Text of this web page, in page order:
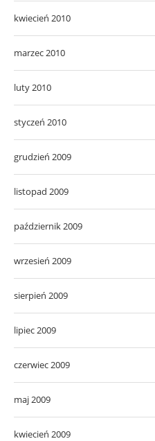
kwiecień 2010
marzec 2010
luty 2010
styczeń 2010
grudzień 2009
listopad 2009
październik 2009
wrzesień 2009
sierpień 2009
lipiec 2009
czerwiec 2009
maj 2009
kwiecień 2009